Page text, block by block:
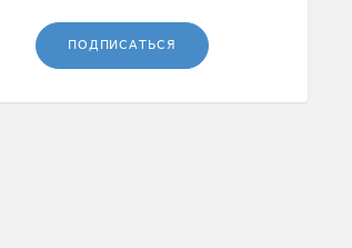
ПОДПИСАТЬСЯ